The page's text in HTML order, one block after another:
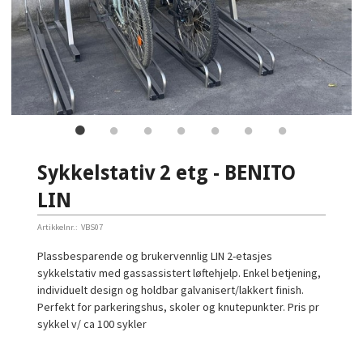
Sykkelstativ 2 etg - BENITO
LIN
Artikkelnr.: VBS07
Plassbesparende og brukervennlig LIN 2-etasjes
sykkelstativ med gassassistert løftehjelp. Enkel betjening,
individuelt design og holdbar galvanisert/lakkert finish.
Perfekt for parkeringshus, skoler og knutepunkter. Pris pr
sykkel v/ ca 100 sykler